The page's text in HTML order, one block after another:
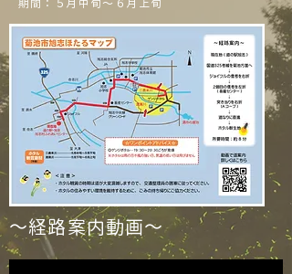
期間：５月中旬～６月上旬
～経路案内動画～